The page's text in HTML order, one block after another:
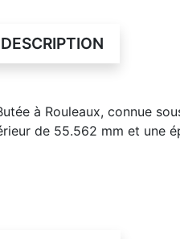
DESCRIPTION
à Rouleaux, connue
de 55.562 mm et une